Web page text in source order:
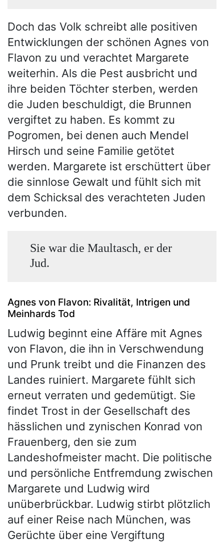
Doch das Volk schreibt alle positiven
Entwicklungen der schönen Agnes von
Flavon zu und verachtet Margarete
weiterhin. Als die Pest ausbricht und
ihre beiden Töchter sterben, werden
die Juden beschuldigt, die Brunnen
vergiftet zu haben. Es kommt zu
Pogromen, bei denen auch Mendel
Hirsch und seine Familie getötet
werden. Margarete ist erschüttert über
die sinnlose Gewalt und fühlt sich mit
dem Schicksal des verachteten Juden
verbunden.
Sie war die Maultasch, er der
Jud.
Agnes von Flavon: Rivalität, Intrigen und
Meinhards Tod
Ludwig beginnt eine Affäre mit Agnes
von Flavon, die ihn in Verschwendung
und Prunk treibt und die Finanzen des
Landes ruiniert. Margarete fühlt sich
erneut verraten und gedemütigt. Sie
findet Trost in der Gesellschaft des
hässlichen und zynischen Konrad von
Frauenberg, den sie zum
Landeshofmeister macht. Die politische
und persönliche Entfremdung zwischen
Margarete und Ludwig wird
unüberbrückbar. Ludwig stirbt plötzlich
auf einer Reise nach München, was
Gerüchte über eine Vergiftung